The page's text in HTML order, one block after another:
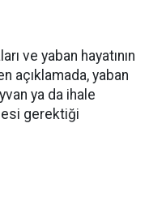
ve yaban hayatının
açıklamada, yaban
ya da ihale
gerektiği